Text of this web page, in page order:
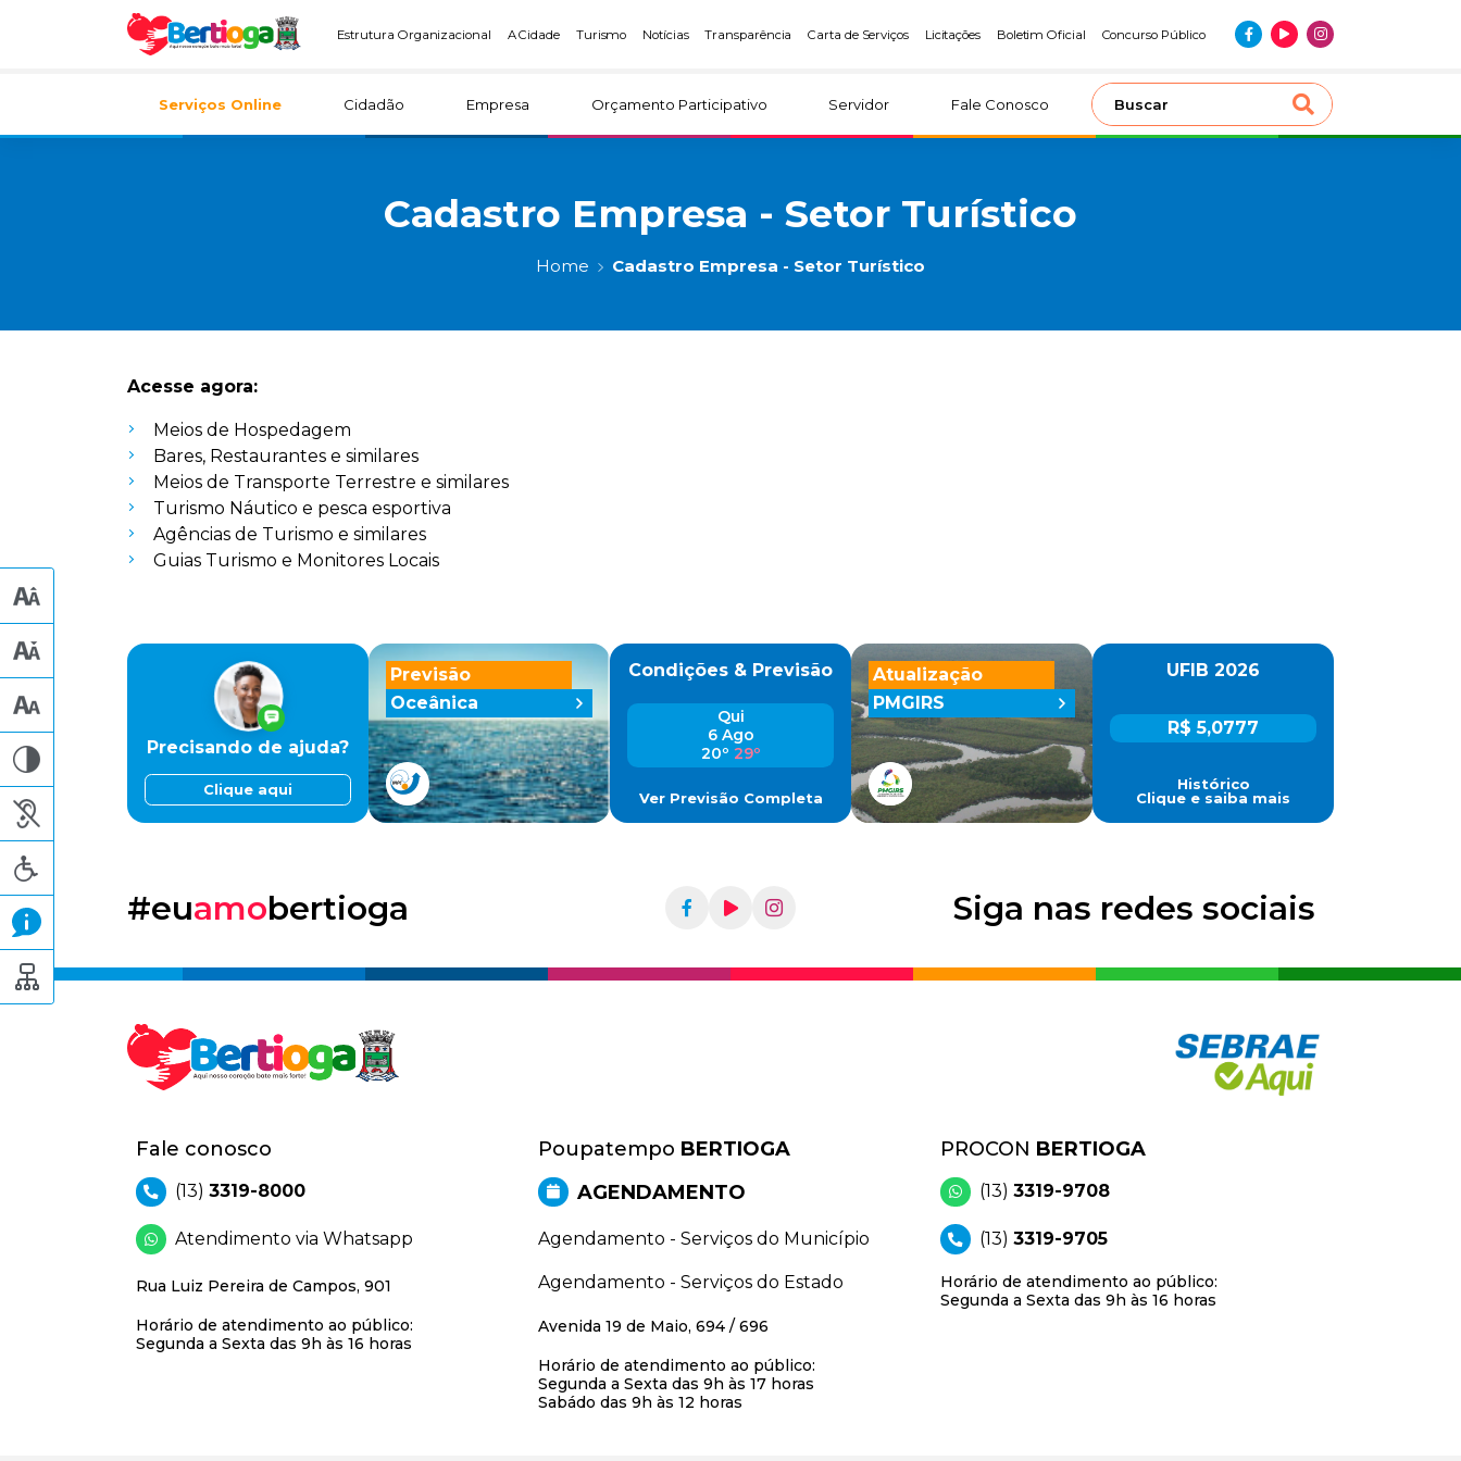
Estrutura Organizacional A Cidade Turismo Notícias Transparência Carta de Serviços Licitações Boletim Oficial Concurso Público
Serviços Online Cidadão Empresa Orçamento Participativo Servidor Fale Conosco
Cadastro Empresa - Setor Turístico
Home Cadastro Empresa - Setor Turístico
Acesse agora:
Meios de Hospedagem
Bares, Restaurantes e similares
Meios de Transporte Terrestre e similares
Turismo Náutico e pesca esportiva
Agências de Turismo e similares
Guias Turismo e Monitores Locais
Previsão
Oceânica
Precisando de ajuda?
Clique aqui
Condições & Previsão
Qui
6 Ago
20º 29º
Ver Previsão Completa
UFIB 2026
R$ 5,0777
Histórico
Clique e saiba mais
Atualização
PMGIRS
#euamobertioga Siga nas redes sociais
Fale conosco
(13) 3319-8000
Atendimento via Whatsapp
Rua Luiz Pereira de Campos, 901
Horário de atendimento ao público:
Segunda a Sexta das 9h às 16 horas
Poupatempo BERTIOGA
AGENDAMENTO
Agendamento - Serviços do Município
Agendamento - Serviços do Estado
Avenida 19 de Maio, 694 / 696
Horário de atendimento ao público:
Segunda a Sexta das 9h às 17 horas
Sabádo das 9h às 12 horas
PROCON BERTIOGA
(13) 3319-9708
(13) 3319-9705
Horário de atendimento ao público:
Segunda a Sexta das 9h às 16 horas